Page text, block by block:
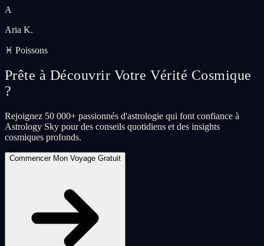
A
Aria K.
♓ Poissons
Prête à Découvrir Votre Vérité Cosmique
?
Rejoignez 50 000+ passionnés d'astrologie qui font confiance à
Astrology Sky pour des conseils quotidiens et des insights
cosmiques profonds.
Commencer Mon Voyage Gratuit